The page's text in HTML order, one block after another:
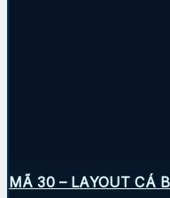
MÃ 30 – LAYOUT CÁ